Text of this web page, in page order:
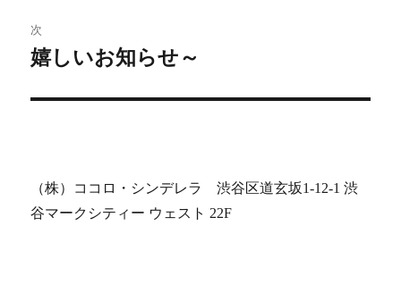
ビ
ゲ
ー
ン
稿:
次
次
嬉しいお知らせ～
（株）ココロ・シンデレラ 渋谷区道玄坂1-12-1 渋
谷マークシティー ウェスト 22F